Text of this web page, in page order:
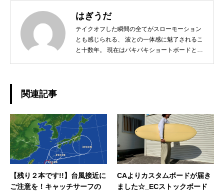
はぎうだ
テイクオフした瞬間の全てがスローモーション
とも感じられる、 波との一体感に魅了されるこ
と十数年。 現在はパキパキショートボードとは
の釣りやアウトドア、愛猫との日常などもご紹
介できればと思います！ どうぞよろしくお願い
いたします。◆担当業務：店舗運営・WEBサイ
ト運営・企画・プロモーション◆東京都出身：
一宮町在住 ◆誕生日：1983年4月29日
関連記事
【残り２本です!!】台風接近に
ご注意を！キャッチサーフの
CAよりカスタムボードが届き
ました☆_ECストックボード